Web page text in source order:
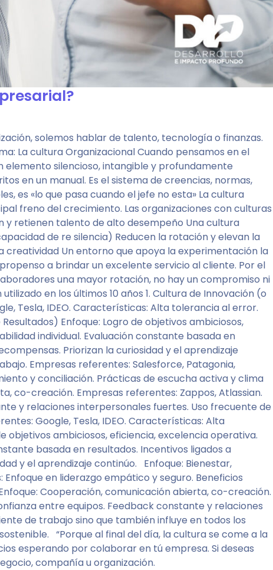
solemos hablar de talento, tecnología o finanzas.
La cultura Organizacional Cuando pensamos en el
elemento silencioso, intangible y profundamente
en un manual. Es el sistema de creencias, normas,
es «lo que pasa cuando el jefe no esta» La cultura
freno del crecimiento. Las organizaciones con culturas
y retienen talento de alto desempeño Una cultura
de re silencia) Reducen la rotación y elevan la
Un entorno que apoya la experimentación la
a brindar un excelente servicio al cliente. Por el
una mayor rotación, no hay un compromiso ni
en los últimos 10 años 1. Cultura de Innovación (o
Tesla, IDEO. Características: Alta tolerancia al error.
Enfoque: Logro de objetivos ambiciosos,
individual. Evaluación constante basada en
Priorizan la curiosidad y el aprendizaje
Empresas referentes: Salesforce, Patagonia,
y conciliación. Prácticas de escucha activa y clima
co-creación. Empresas referentes: Zappos, Atlassian.
y relaciones interpersonales fuertes. Uso frecuente de
Google, Tesla, IDEO. Características: Alta
ambiciosos, eficiencia, excelencia operativa.
basada en resultados. Incentivos ligados a
y el aprendizaje continúo. Enfoque: Bienestar,
en liderazgo empático y seguro. Beneficios
Cooperación, comunicación abierta, co-creación.
entre equipos. Feedback constante y relaciones
de trabajo sino que también influye en todos los
“Porque al final del día, la cultura se come a la
esperando por colaborar en tú empresa. Si deseas
compañía u organización.